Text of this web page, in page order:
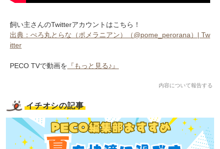
飼い主さんのTwitterアカウントはこちら！
出典：ぺろ丸とらな（ポメラニアン）（@pome_perorana）| Tw
itter
PECO TVで動画を 『もっと見る♪』
内容について報告する
イチオシの記事